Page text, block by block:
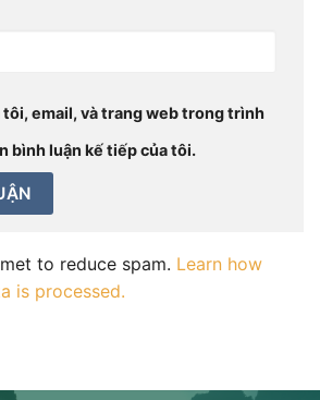
tôi, email, và trang web trong trình
bình luận kế tiếp của tôi.
to reduce spam. Learn how
is processed.